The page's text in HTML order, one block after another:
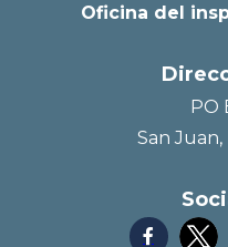
Oficina del
PO
San Juan,
